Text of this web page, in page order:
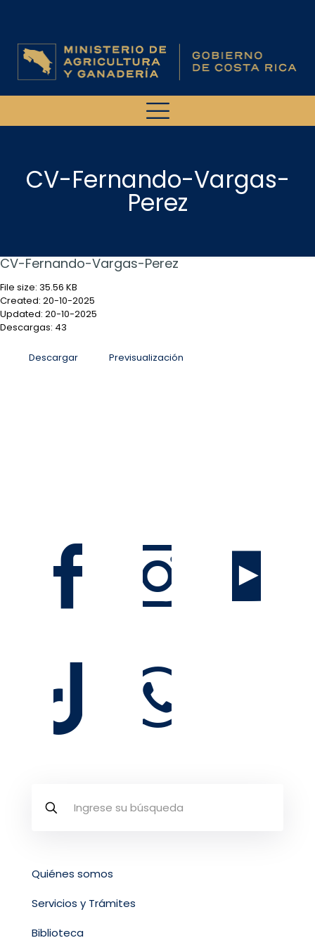
CV-Fernando-Vargas-
Perez
CV-Fernando-Vargas-Perez
File size: 35.56 KB
Created: 20-10-2025
Updated: 20-10-2025
Descargas: 43
Descargar Previsualización
Quiénes somos
Servicios y Trámites
Biblioteca